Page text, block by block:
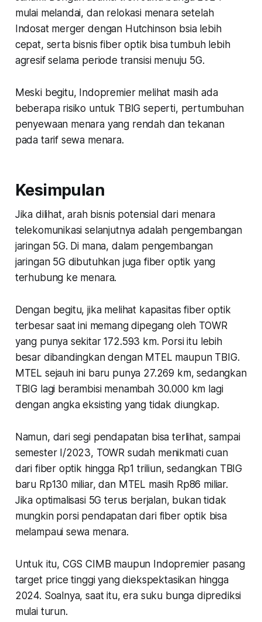
mulai melandai, dan relokasi menara setelah
Indosat merger dengan Hutchinson bsia lebih
cepat, serta bisnis fiber optik bisa tumbuh lebih
agresif selama periode transisi menuju 5G.
Meski begitu, Indopremier melihat masih ada
beberapa risiko untuk TBIG seperti, pertumbuhan
penyewaan menara yang rendah dan tekanan
pada tarif sewa menara.
Kesimpulan
Jika dilihat, arah bisnis potensial dari menara
telekomunikasi selanjutnya adalah pengembangan
jaringan 5G. Di mana, dalam pengembangan
jaringan 5G dibutuhkan juga fiber optik yang
terhubung ke menara.
Dengan begitu, jika melihat kapasitas fiber optik
terbesar saat ini memang dipegang oleh TOWR
yang punya sekitar 172.593 km. Porsi itu lebih
besar dibandingkan dengan MTEL maupun TBIG.
MTEL sejauh ini baru punya 27.269 km, sedangkan
TBIG lagi berambisi menambah 30.000 km lagi
dengan angka eksisting yang tidak diungkap.
Namun, dari segi pendapatan bisa terlihat, sampai
semester I/2023, TOWR sudah menikmati cuan
dari fiber optik hingga Rp1 triliun, sedangkan TBIG
baru Rp130 miliar, dan MTEL masih Rp86 miliar.
Jika optimalisasi 5G terus berjalan, bukan tidak
mungkin porsi pendapatan dari fiber optik bisa
melampaui sewa menara.
Untuk itu, CGS CIMB maupun Indopremier pasang
target price tinggi yang diekspektasikan hingga
2024. Soalnya, saat itu, era suku bunga diprediksi
mulai turun.